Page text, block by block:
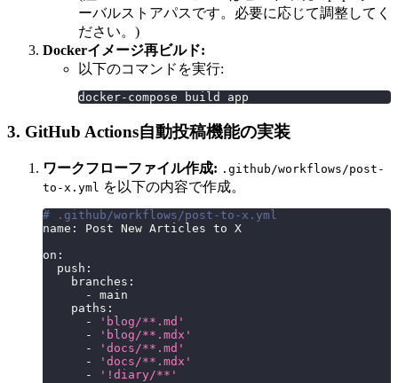
ーバルストアパスです。必要に応じて調整してく
ださい。)
Dockerイメージ再ビルド:
以下のコマンドを実行:
docker-compose build app
3. GitHub Actions自動投稿機能の実装
ワークフローファイル作成: .github/workflows/post-
to-x.yml を以下の内容で作成。
# .github/workflows/post-to-x.yml
name :
Post New Articles to X
on :
push :
branches :
-
main
paths :
-
'blog/**.md'
-
'blog/**.mdx'
-
'docs/**.md'
-
'docs/**.mdx'
-
'!diary/**'